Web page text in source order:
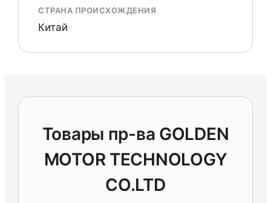
СТРАНА ПРОИСХОЖДЕНИЯ
Китай
Товары пр-ва GOLDEN
MOTOR TECHNOLOGY
CO.LTD